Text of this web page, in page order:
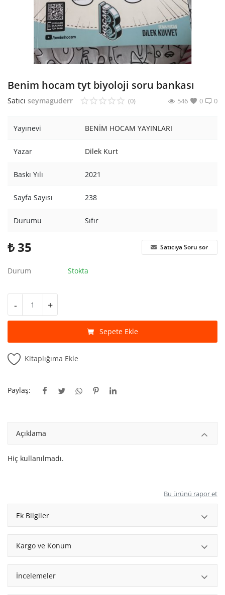
Araştırma - Tarih
Din Tasavvuf
Destek Merkezi
Mağazalar
İletişim
TRY (₺)
Benim hocam tyt biyoloji soru bankası
Satıcı seymaguderr 0
(0) 0
546
Yayınevi BENİM HOCAM YAYINLARI
Yazar Dilek Kurt
Baskı Yılı 2021
Sayfa Sayısı 238
Durumu Sıfır
₺ 35 Satıcıya Soru sor
Durum Stokta
- +
Sepete Ekle
Kitaplığıma Ekle
Paylaş:
Açıklama
Hiç kullanılmadı.
Bu ürünü rapor et
Ek Bilgiler
Kargo ve Konum
İncelemeler